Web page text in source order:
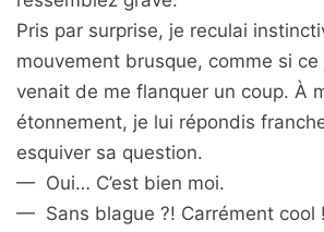
Pris par surprise, je reculai
mouvement brusque, comme si ce
venait de me flanquer un coup. À
étonnement, je lui répondis
esquiver sa question.
— Oui… C’est bien moi.
— Sans blague ?! Carrément cool !